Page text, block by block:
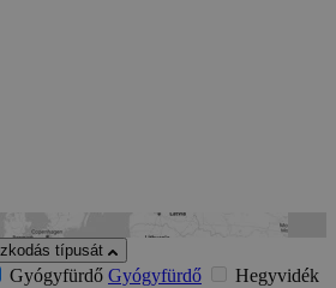
típusát
Gyógyfürdő Gyógyfürdő
Hegyvidék